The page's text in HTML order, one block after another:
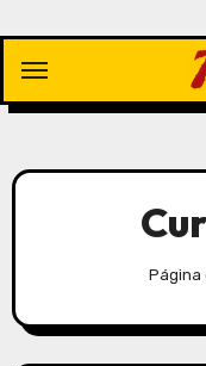
contenido
Página